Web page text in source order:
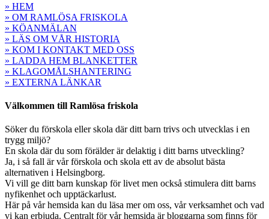
» HEM
» OM RAMLÖSA FRISKOLA
» KÖANMÄLAN
» LÄS OM VÅR HISTORIA
» KOM I KONTAKT MED OSS
» LADDA HEM BLANKETTER
» KLAGOMÅLSHANTERING
» EXTERNA LÄNKAR
Välkommen till Ramlösa friskola
Söker du förskola eller skola där ditt barn trivs och utvecklas i en
trygg miljö?
En skola där du som förälder är delaktig i ditt barns utveckling?
Ja, i så fall är vår förskola och skola ett av de absolut bästa
alternativen i Helsingborg.
Vi vill ge ditt barn kunskap för livet men också stimulera ditt barns
nyfikenhet och upptäckarlust.
Här på vår hemsida kan du läsa mer om oss, vår verksamhet och vad
vi kan erbjuda. Centralt för vår hemsida är bloggarna som finns för